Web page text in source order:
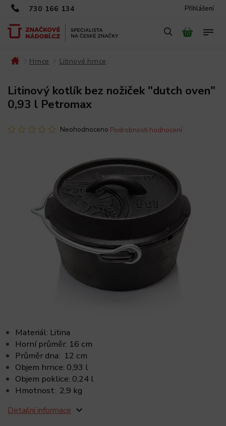
730 166 134 Přihlášení
Hrnce Litinové hrnce
Litinový kotlík bez nožiček "dutch oven"
0,93 l Petromax
Neohodnoceno Podrobnosti hodnocení
Materiál: Litina
Horní průměr: 16 cm
Průměr dna: 12 cm
Objem hrnce: 0,93 l
Objem poklice: 0,24 l
Hmotnost: 2,9 kg
Detailní informace